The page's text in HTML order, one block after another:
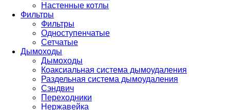
Настенные котлы
Фильтры
Фильтры
Одноступенчатые
Сетчатые
Дымоходы
Дымоходы
Коаксиальная система дымоудаления
Раздельная система дымоудаления
Сэндвич
Переходники
Нержавейка